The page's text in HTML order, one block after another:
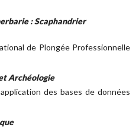
: Scaphandrier
de Plongée Professionnelle
Archéologie
des bases de données